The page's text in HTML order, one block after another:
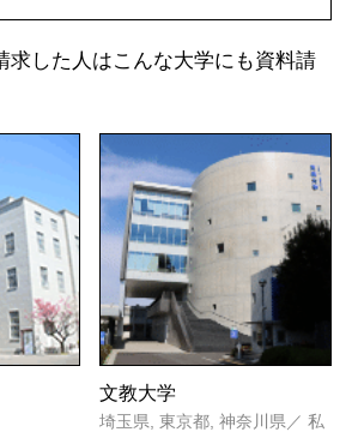
求した人はこんな大学にも資料請
文教大学
埼玉県, 東京都, 神奈川県 ／私